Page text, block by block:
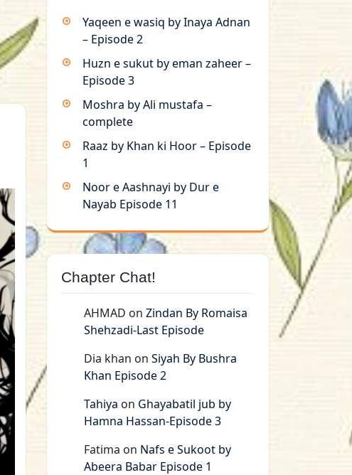
Yaqeen e wasiq by Inaya Adnan
– Episode 2
Huzn e sukut by eman zaheer –
Episode 3
Moshra by Ali mustafa –
complete
Raaz by Khan ki Hoor – Episode
1
Noor e Aashnayi by Dur e
Nayab Episode 11
Chapter Chat!
AHMAD on Zindan By Romaisa
Shehzadi-Last Episode
Dia khan on Siyah By Bushra
Khan Episode 2
Tahiya on Ghayabatil jub by
Hamna Hassan-Episode 3
Fatima on Nafs e Sukoot by
Abeera Babar Episode 1